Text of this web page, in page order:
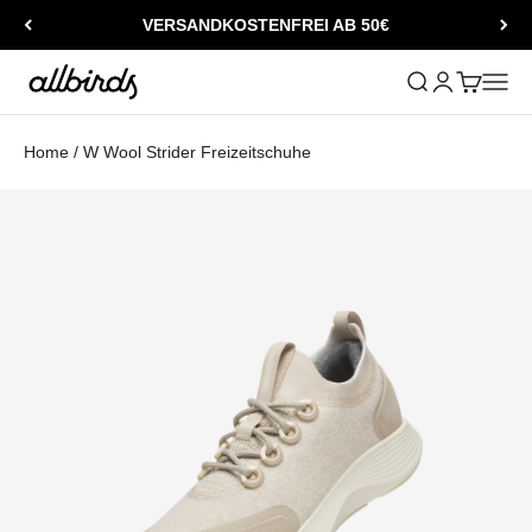
VERSANDKOSTENFREI AB 50€
Allbirds Suche öffnen
Home / W Wool Strider Freizeitschuhe